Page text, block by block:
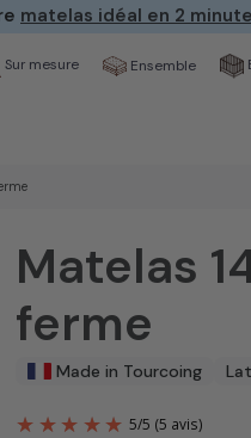
matelas idéal en 2
Sur mesure Ensemble
Matelas
ferme
Made in Tourcoing